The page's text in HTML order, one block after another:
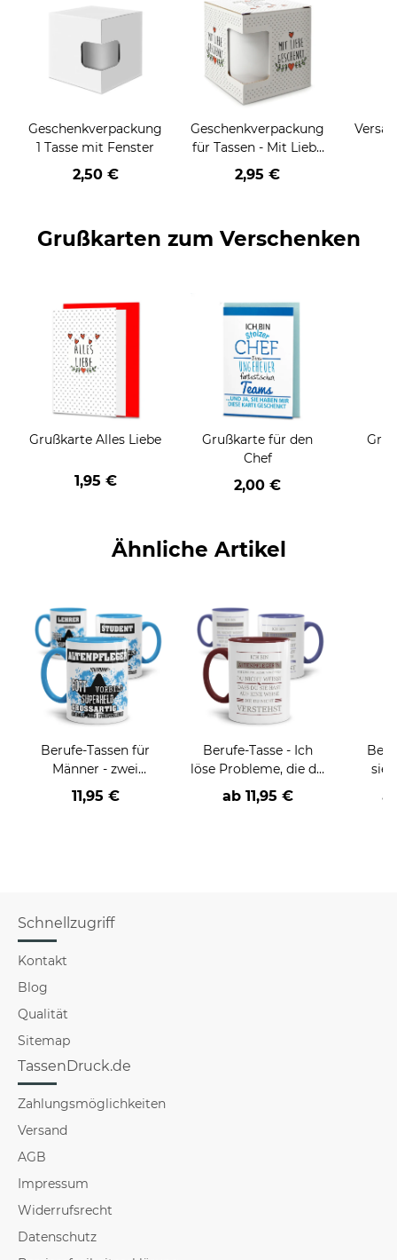
Geschenkverpackung
1 Tasse mit Fenster
2,50 €
Geschenkverpackung
für Tassen - Mit Liebe
geschenkt
2,95 €
Grußkarten zum Verschenken
Grußkarte Alles Liebe
1,95 €
Grußkarte für den
Chef
2,00 €
Ähnliche Artikel
Berufe-Tassen für
Männer - zwei
Farbvarianten
11,95 €
Berufe-Tasse - Ich
löse Probleme, die du
nicht verstehst -
verschiedene Berufe
ab 11,95 €
Schnellzugriff
Kontakt
Blog
Qualität
Sitemap
TassenDruck.de
Zahlungsmöglichkeiten
Versand
AGB
Impressum
Widerrufsrecht
Datenschutz